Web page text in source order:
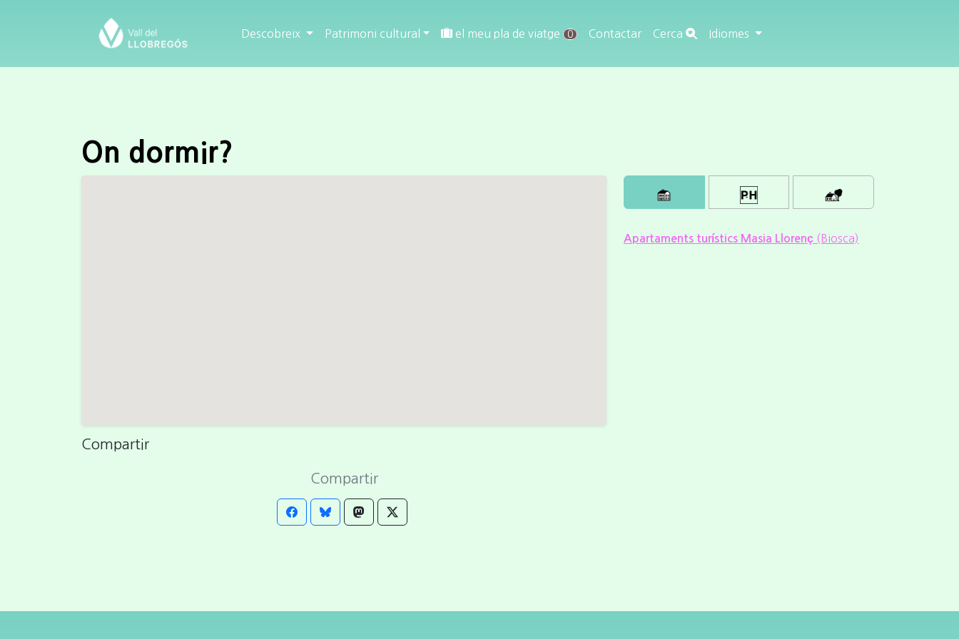
Descobreix Patrimoni cultural el meu pla de viatge 0 Contactar Cerca Idiomes
On dormir?
Compartir
Compartir
Apartaments turístics Masia Llorenç (Biosca)